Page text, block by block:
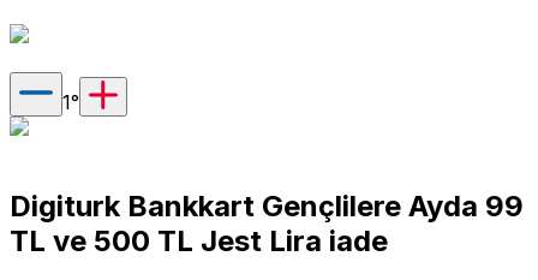
1°
Digiturk Bankkart Gençlilere Ayda 99
TL ve 500 TL Jest Lira iade